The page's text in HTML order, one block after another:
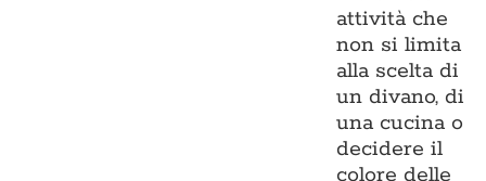
attività che
non si limita
alla scelta di
un divano, di
una cucina o
decidere il
colore delle